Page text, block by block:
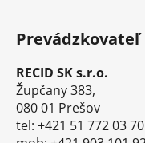
Prevádzkovateľ
RECID SK s.r.o.
Župčany 383,
080 01 Prešov
tel: +421 51 772 03 70